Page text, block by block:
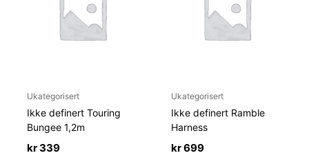
Ukategorisert
Ikke definert Touring
Bungee 1,2m
kr339
Ukategorisert
Ikke definert Ramble
Harness
kr699